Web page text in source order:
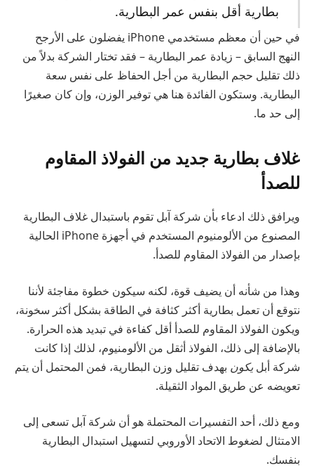
بطارية أقل بنفس عمر البطارية.
في حين أن معظم مستخدمي iPhone يفضلون على الأرجح
النهج السابق – زيادة عمر البطارية – فقد تختار الشركة بدلاً من
ذلك تقليل حجم البطارية من أجل الحفاظ على نفس سعة
البطارية. وستكون الفائدة هنا هي توفير الوزن، وإن كان صغيرًا
إلى حد ما.
غلاف بطارية جديد من الفولاذ المقاوم
للصدأ
ويرافق ذلك ادعاء بأن شركة آبل تقوم باستبدال غلاف البطارية
المصنوع من الألومنيوم المستخدم في أجهزة iPhone الحالية
بإصدار من الفولاذ المقاوم للصدأ.
وهذا من شأنه أن يضيف قوة، لكنه سيكون خطوة مفاجئة لأننا
نتوقع أن تعمل بطارية أكثر كثافة في الطاقة بشكل أكثر سخونة،
ويكون الفولاذ المقاوم للصدأ أقل كفاءة في تبديد هذه الحرارة.
بالإضافة إلى ذلك، الفولاذ أثقل من الألومنيوم، لذلك إذا كانت
شركة أبل يكون بهدف تقليل وزن البطارية، فمن المحتمل أن يتم
تعويضه عن طريق المواد الثقيلة.
ومع ذلك، أحد التفسيرات المحتملة هو أن شركة آبل تسعى إلى
الامتثال لضغوط الاتحاد الأوروبي لتسهيل استبدال البطارية
بنفسك.